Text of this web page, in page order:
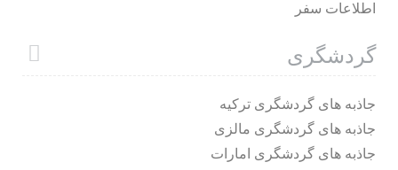
اطلاعات سفر
گردشگری
جاذبه های گردشگری ترکیه
جاذبه های گردشگری مالزی
جاذبه های گردشگری امارات